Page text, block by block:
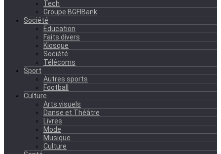
Tech
Groupe BGFIBank
Société
Education
Faits divers
Kiosque
Société
Télécoms
Sport
Autres sports
Football
Culture
Arts visuels
Danse et Théâtre
Livres
Mode
Musique
Culture